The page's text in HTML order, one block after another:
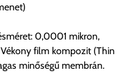
meg kell
0,0001 mikron,
film kompozit (Thin
minőségű membrán.